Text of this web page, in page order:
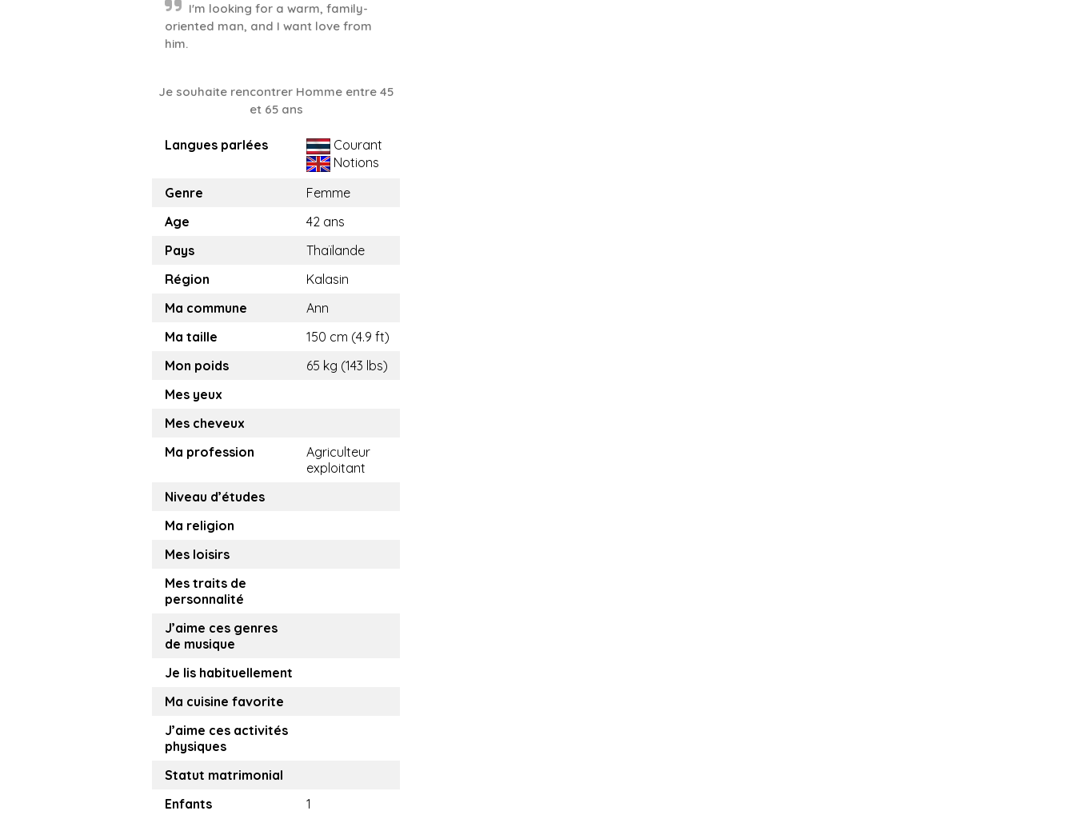
I'm looking for a warm, family-
oriented man, and I want love from
him.
Je souhaite rencontrer Homme entre 45
et 65 ans
Langues parlées
Courant
Notions
Genre
Femme
Age
42 ans
Pays
Thaïlande
Région
Kalasin
Ma commune
Ann
Ma taille
150 cm (4.9 ft)
Mon poids
65 kg (143 lbs)
Mes yeux
Mes cheveux
Ma profession
Agriculteur
exploitant
Niveau d’études
Ma religion
Mes loisirs
Mes traits de
personnalité
J’aime ces genres
de musique
Je lis habituellement
Ma cuisine favorite
J’aime ces activités
physiques
Statut matrimonial
Enfants
1